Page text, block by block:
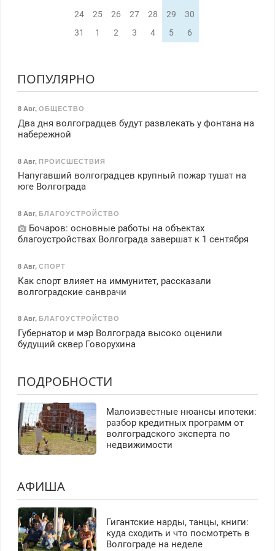
24
25 26 27 28 29
30
31
1 2 3 4 5 6
ПОПУЛЯРНО
8 Авг, ОБЩЕСТВО
Два дня волгоградцев будут развлекать у фонтана на
набережной
8 Авг, ПРОИСШЕСТВИЯ
Напугавший волгоградцев крупный пожар тушат на
юге Волгограда
8 Авг, БЛАГОУСТРОЙСТВО
Бочаров: основные работы на объектах
благоустройствах Волгограда завершат к 1 сентября
8 Авг, СПОРТ
Как спорт влияет на иммунитет, рассказали
волгоградские санврачи
8 Авг, БЛАГОУСТРОЙСТВО
Губернатор и мэр Волгограда высоко оценили
будущий сквер Говорухина
ПОДРОБНОСТИ
Малоизвестные нюансы ипотеки:
разбор кредитных программ от
волгоградского эксперта по
недвижимости
АФИША
Гигантские нарды, танцы, книги:
куда сходить и что посмотреть в
Волгограде на неделе